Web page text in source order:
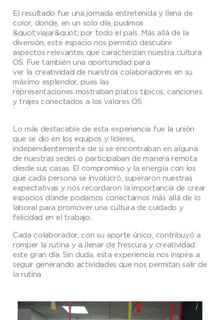
El resultado fue una jornada entretenida y llena de
color, donde, en un solo día, pudimos
&quot;viajar&quot; por todo el país. Más allá de la
diversión, este espacio nos permitió descubrir
aspectos relevantes que caracterizan nuestra cultura
OS. Fue también una oportunidad para
ver la creatividad de nuestros colaboradores en su
máximo esplendor, pues las
representaciones mostraban platos típicos, canciones
y trajes conectados a los valores OS.
Lo más destacable de esta experiencia fue la unión
que se dio en los equipos y líderes,
independientemente de si se encontraban en alguna
de nuestras sedes o participaban de manera remota
desde sus casas. El compromiso y la energía con los
que cada persona se involucró, superaron nuestras
expectativas y nos recordaron la importancia de crear
espacios donde podamos conectarnos más allá de lo
laboral para promover una cultura de cuidado y
felicidad en el trabajo.
Cada colaborador, con su aporte único, contribuyó a
romper la rutina y a llenar de frescura y creatividad
este gran día. Sin duda, esta experiencia nos inspira a
seguir generando actividades que nos permitan salir de
la rutina